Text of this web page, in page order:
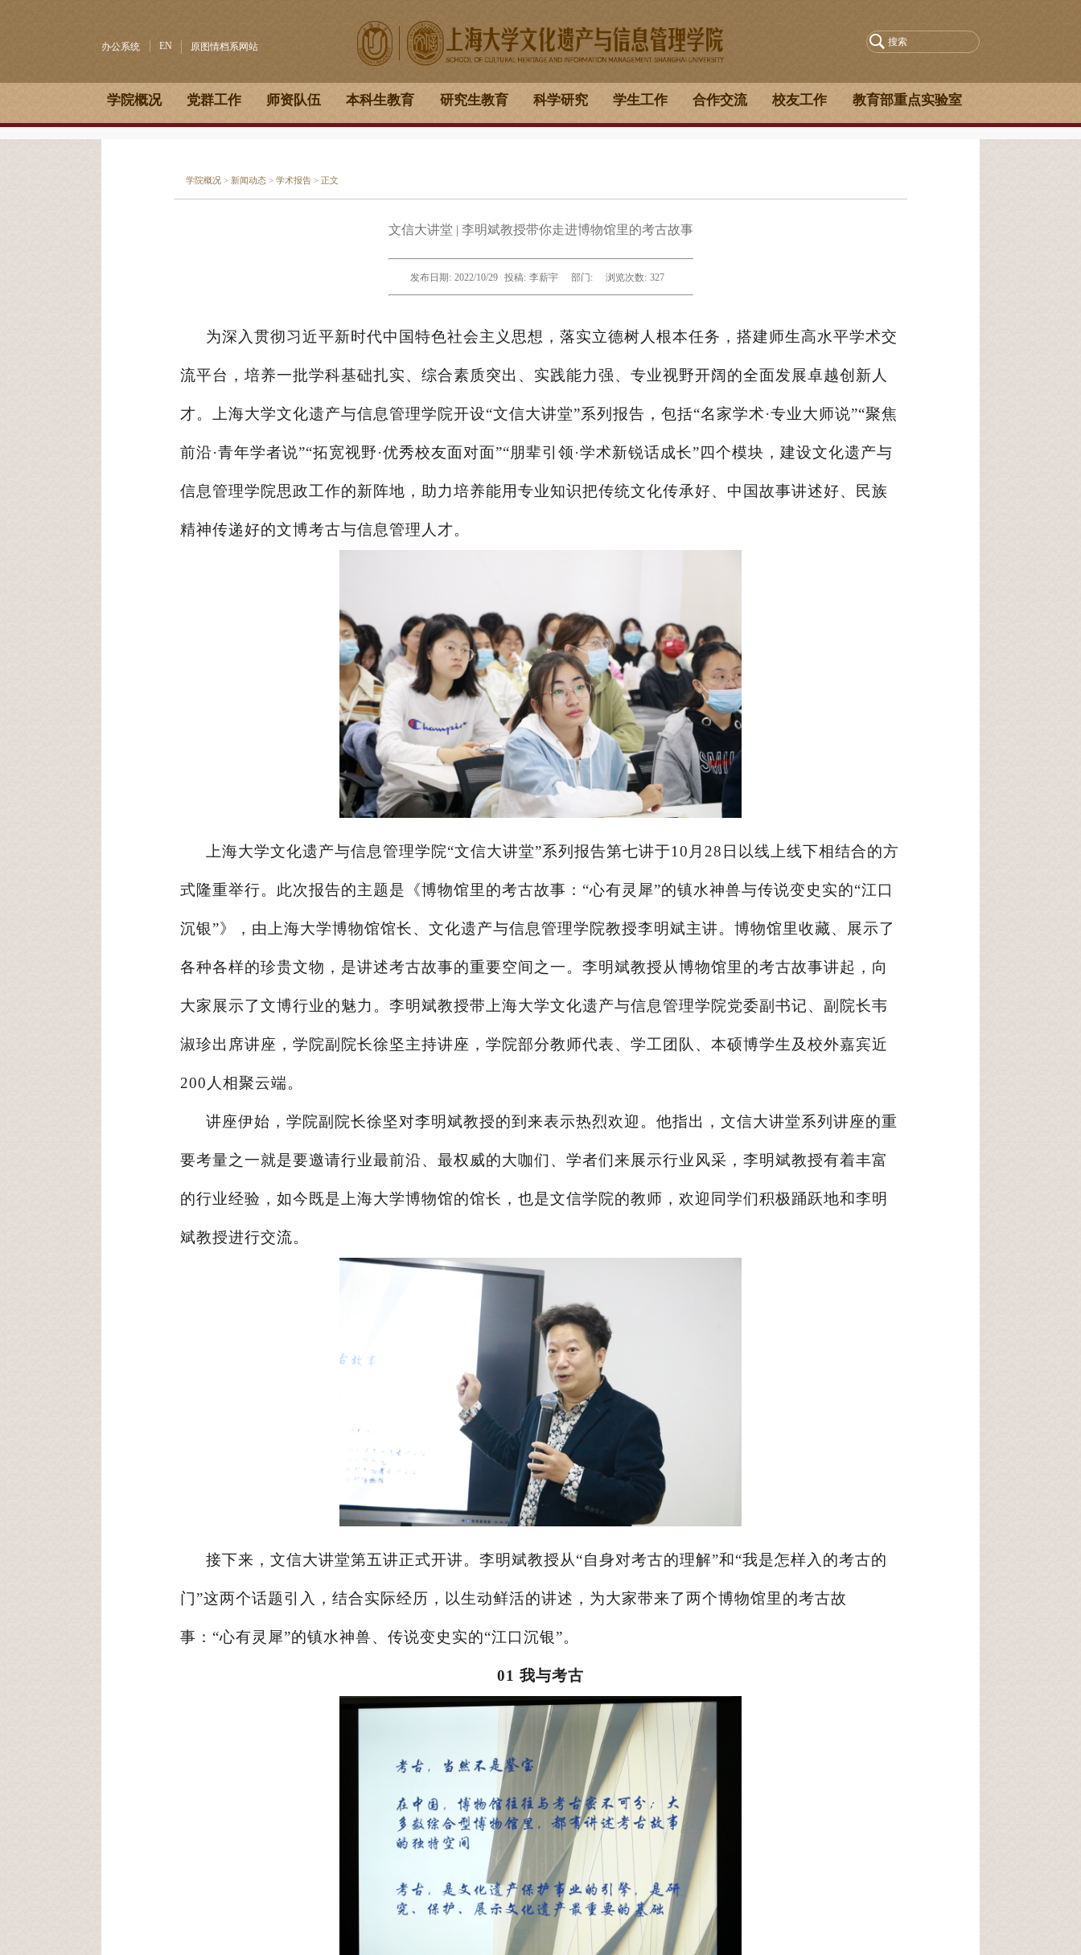
办公系统 EN 原图情档系网站
学院概况 党群工作 师资队伍 本科生教育 研究生教育 科学研究 学生工作 合作交流 校友工作 教育部重点实验室
学院概况 >新闻动态 >学术报告 > 正文
文信大讲堂 | 李明斌教授带你走进博物馆里的考古故事
发布日期: 2022/10/29 投稿: 李薪宇 部门: 浏览次数: 327
为深入贯彻习近平新时代中国特色社会主义思想，落实立德树人根本任务，搭建师生高水平学术交
流平台，培养一批学科基础扎实、综合素质突出、实践能力强、专业视野开阔的全面发展卓越创新人
才。上海大学文化遗产与信息管理学院开设“文信大讲堂”系列报告，包括“名家学术·专业大师说”“聚焦
前沿·青年学者说”“拓宽视野·优秀校友面对面”“朋辈引领·学术新锐话成长”四个模块，建设文化遗产与
信息管理学院思政工作的新阵地，助力培养能用专业知识把传统文化传承好、中国故事讲述好、民族
精神传递好的文博考古与信息管理人才。
上海大学文化遗产与信息管理学院“文信大讲堂”系列报告第七讲于10月28日以线上线下相结合的方
式隆重举行。此次报告的主题是《博物馆里的考古故事：“心有灵犀”的镇水神兽与传说变史实的“江口
沉银”》，由上海大学博物馆馆长、文化遗产与信息管理学院教授李明斌主讲。博物馆里收藏、展示了
各种各样的珍贵文物，是讲述考古故事的重要空间之一。李明斌教授从博物馆里的考古故事讲起，向
大家展示了文博行业的魅力。李明斌教授带上海大学文化遗产与信息管理学院党委副书记、副院长韦
淑珍出席讲座，学院副院长徐坚主持讲座，学院部分教师代表、学工团队、本硕博学生及校外嘉宾近
200人相聚云端。
讲座伊始，学院副院长徐坚对李明斌教授的到来表示热烈欢迎。他指出，文信大讲堂系列讲座的重
要考量之一就是要邀请行业最前沿、最权威的大咖们、学者们来展示行业风采，李明斌教授有着丰富
的行业经验，如今既是上海大学博物馆的馆长，也是文信学院的教师，欢迎同学们积极踊跃地和李明
斌教授进行交流。
接下来，文信大讲堂第五讲正式开讲。李明斌教授从“自身对考古的理解”和“我是怎样入的考古的
门”这两个话题引入，结合实际经历，以生动鲜活的讲述，为大家带来了两个博物馆里的考古故
事：“心有灵犀”的镇水神兽、传说变史实的“江口沉银”。
01 我与考古